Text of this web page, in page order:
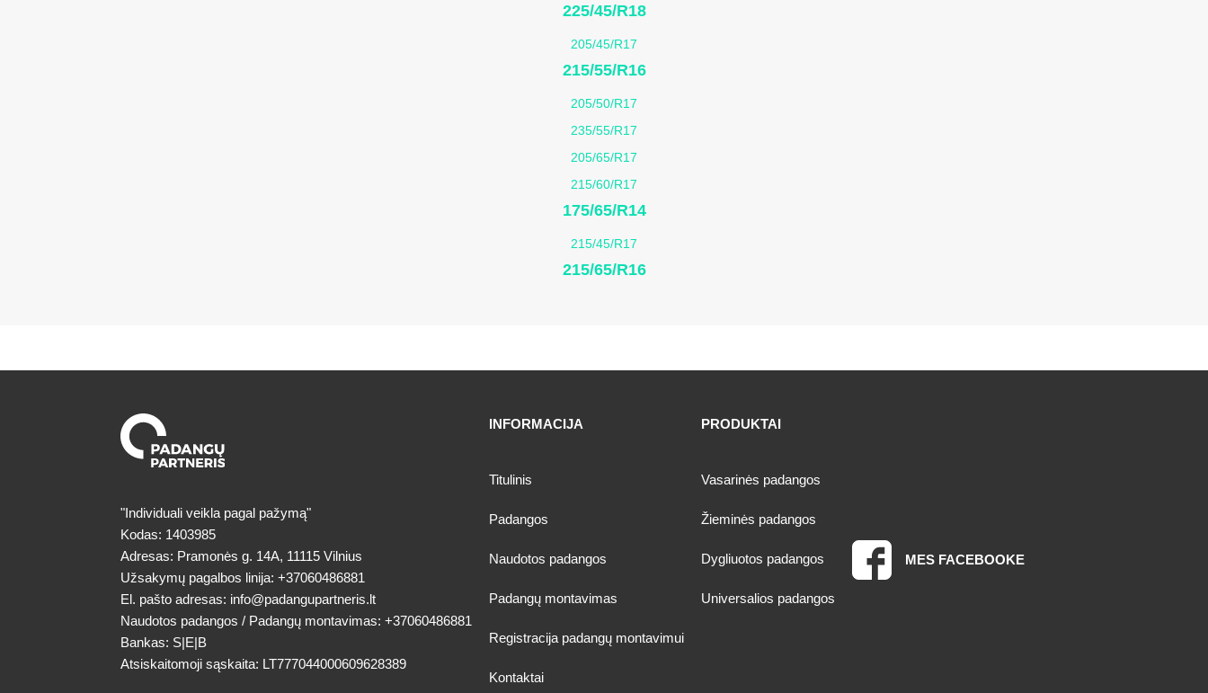
225/45/R18
205/45/R17
215/55/R16
205/50/R17
235/55/R17
205/65/R17
215/60/R17
175/65/R14
215/45/R17
215/65/R16
"Individuali veikla pagal pažymą"
Kodas: 1403985
Adresas: Pramonės g. 14A, 11115 Vilnius
Užsakymų pagalbos linija:+37060486881
El. pašto adresas: info@padangupartneris.lt
Naudotos padangos / Padangų montavimas:+37060486881
Bankas: S|E|B
Atsiskaitomoji sąskaita: LT777044000609628389
INFORMACIJA
Titulinis
Padangos
Naudotos padangos
Padangų montavimas
Registracija padangų montavimui
Kontaktai
PRODUKTAI
Vasarinės padangos
Žieminės padangos
Dygliuotos padangos
Universalios padangos
MES FACEBOOKE